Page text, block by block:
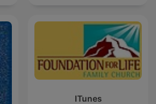
ITunes